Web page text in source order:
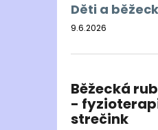
Děti a
9.6.2026
Běžecká
-
strečink